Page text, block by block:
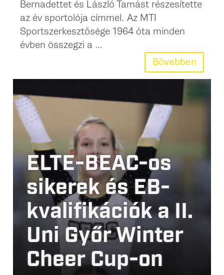
Bernadettet és László Tamást részesítette
az év sportolója címmel. Az MTI
Sportszerkesztősége 1964 óta minden
évben összegzi a …
Bővebben
ELTE-BEAC-os
sikerek és EB-
kvalifikációk a II.
Uni Győr Winter
Cheer Cup-on